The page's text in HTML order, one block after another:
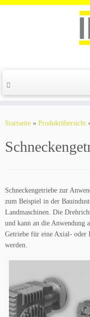
Inhalt
Startseite » Produktübersicht
Schneckengetriebe zur
zum Beispiel in der
Landmaschinen. Die
und kann an die Anwendung
Getriebe für eine Axial- oder
werden.